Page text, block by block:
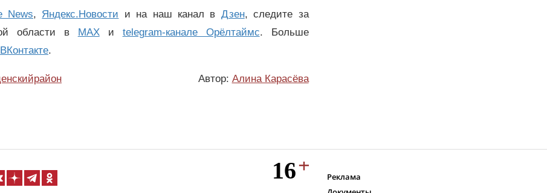
News, Яндекс.Новости и на наш канал в Дзен, следите за
области в
MAXи telegram-канале Орёлтаймс. Больше
ВКонтакте.
Автор: Алина Карасёва
Реклама